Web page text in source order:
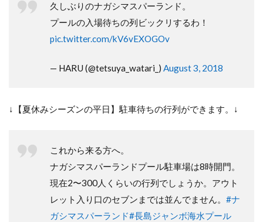
久しぶりのナガシマスパーランド。
プールの入場待ちの列ビックリするわ！
pic.twitter.com/kV6vEXOGOv
— HARU (@tetsuya_watari_) August 3, 2018
↓【夏休みシーズンの平日】駐車待ちの行列ができます。↓
これから来る方へ。
ナガシマスパーランドプール駐車場は8時開門。
現在2〜300人くらいの行列でしょうか。アウト
レット入り口のセブンまでは並んでません。 #ナ
ガシマスパーランド#長島ジャンボ海水プール